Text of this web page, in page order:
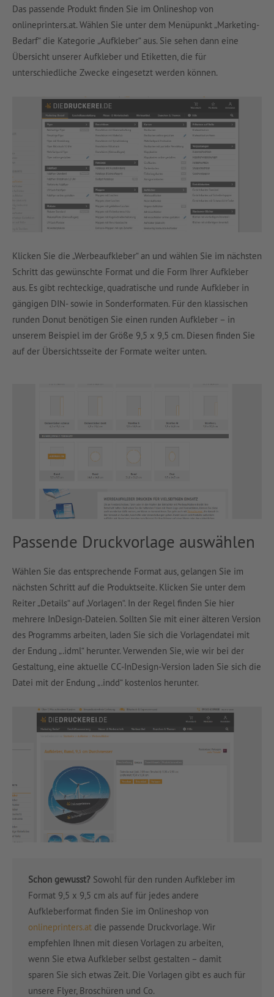
Das passende Produkt finden Sie im Onlineshop von
onlineprinters.at. Wählen Sie unter dem Menüpunkt „Marketing-
Bedarf“ die Kategorie „Aufkleber“ aus. Sie sehen dann eine
Übersicht unserer Aufkleber und Etiketten, die für
unterschiedliche Zwecke eingesetzt werden können.
Klicken Sie die „Werbeaufkleber“ an und wählen Sie im nächsten
Schritt das gewünschte Format und die Form Ihrer Aufkleber
aus. Es gibt rechteckige, quadratische und runde Aufkleber in
gängigen DIN- sowie in Sonderformaten. Für den klassischen
runden Donut benötigen Sie einen runden Aufkleber – in
unserem Beispiel im der Größe 9,5 x 9,5 cm. Diesen finden Sie
auf der Übersichtsseite der Formate weiter unten.
Passende Druckvorlage auswählen
Wählen Sie das entsprechende Format aus, gelangen Sie im
nächsten Schritt auf die Produktseite. Klicken Sie unter dem
Reiter „Details“ auf „Vorlagen“. In der Regel finden Sie hier
mehrere InDesign-Dateien. Sollten Sie mit einer älteren Version
des Programms arbeiten, laden Sie sich die Vorlagendatei mit
der Endung „.idml“ herunter. Verwenden Sie, wie wir bei der
Gestaltung, eine aktuelle CC-InDesign-Version laden Sie sich die
Datei mit der Endung „.indd“ kostenlos herunter.
Schon gewusst? Sowohl für den runden Aufkleber im
Format 9,5 x 9,5 cm als auf für jedes andere
Aufkleberformat finden Sie im Onlineshop von
onlineprinters.at die passende Druckvorlage. Wir
empfehlen Ihnen mit diesen Vorlagen zu arbeiten,
wenn Sie etwa Aufkleber selbst gestalten – damit
sparen Sie sich etwas Zeit. Die Vorlagen gibt es auch für
unsere Flyer, Broschüren und Co.